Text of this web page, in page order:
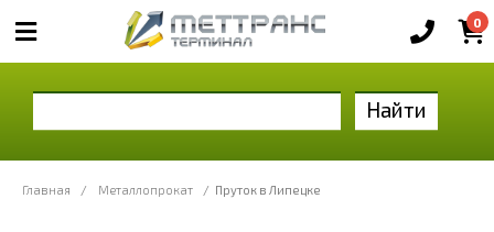
0
Найти
Главная / Металлопрокат / Пруток в Липецке